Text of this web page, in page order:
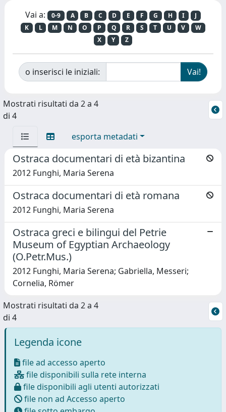
Vai a: 0-9 A B C D E F G H I
J
K
L M N O P Q R S T U V
W
X
Y Z
o inserisci le iniziali:
Mostrati risultati da 2 a 4
di 4
esporta metadati
Ostraca documentari di età bizantina
2012 Funghi, Maria Serena
Ostraca documentari di età romana
2012 Funghi, Maria Serena
Ostraca greci e bilingui del Petrie
Museum of Egyptian Archaeology
(O.Petr.Mus.)
2012 Funghi, Maria Serena; Gabriella, Messeri;
Cornelia, Römer
Mostrati risultati da 2 a 4
di 4
Legenda icone
file ad accesso aperto
file disponibili sulla rete interna
file disponibili agli utenti autorizzati
file non ad Accesso aperto